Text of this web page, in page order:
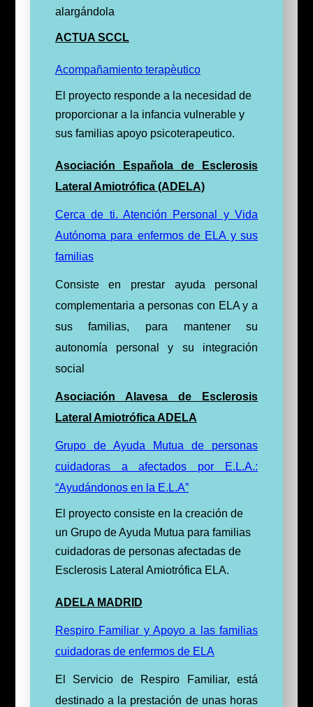
alargándola
ACTUA SCCL
Acompañamiento terapèutico
El proyecto responde a la necesidad de
proporcionar a la infancia vulnerable y
sus familias apoyo psicoterapeutico.
Asociación Española de Esclerosis
Lateral Amiotrófica (ADELA)
Cerca de ti. Atención Personal y Vida
Autónoma para enfermos de ELA y sus
familias
Consiste en prestar ayuda personal
complementaria a personas con ELA y a
sus familias, para mantener su
autonomía personal y su integración
social
Asociación Alavesa de Esclerosis
Lateral Amiotrófica ADELA
Grupo de Ayuda Mutua de personas
cuidadoras a afectados por E.L.A.:
“Ayudándonos en la E.L.A”
El proyecto consiste en la creación de
un Grupo de Ayuda Mutua para familias
cuidadoras de personas afectadas de
Esclerosis Lateral Amiotrófica ELA.
ADELA MADRID
Respiro Familiar y Apoyo a las familias
cuidadoras de enfermos de ELA
El Servicio de Respiro Familiar, está
destinado a la prestación de unas horas